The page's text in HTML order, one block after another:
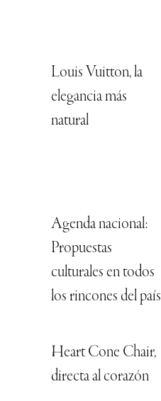
Louis Vuitton, la
elegancia más
natural
Agenda nacional:
Propuestas
culturales en todos
los rincones del país
Heart Cone Chair,
directa al corazón